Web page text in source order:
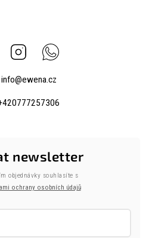
Facebook Instagram
info@ewena.cz
newsletter
objednávky souhlasíte s
ochrany osobních údajů